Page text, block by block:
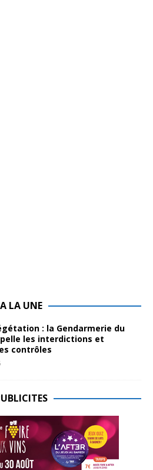
A LA UNE
: la Gendarmerie du
les interdictions et
contrôles